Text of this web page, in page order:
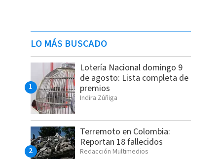
LO MÁS BUSCADO
Lotería Nacional domingo 9
de agosto: Lista completa de
premios
Indira Zúñiga
Terremoto en Colombia:
Reportan 18 fallecidos
Redacción Multimedios